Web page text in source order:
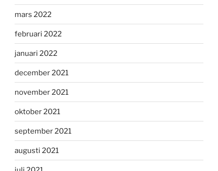
mars 2022
februari 2022
januari 2022
december 2021
november 2021
oktober 2021
september 2021
augusti 2021